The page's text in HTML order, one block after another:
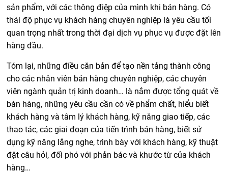
sản phẩm, với các thông điệp của mình khi bán hàng. Có
thái độ phục vụ khách hàng chuyên nghiệp là yêu cầu tối
quan trọng nhất trong thời đại dịch vụ phục vụ được đặt lên
hàng đầu.
Tóm lại, những điều căn bản để tạo nền tảng thành công
cho các nhân viên bán hàng chuyên nghiệp, các chuyên
viên ngành quản trị kinh doanh… là nắm được tổng quát về
bán hàng, những yêu cầu cần có về phẩm chất, hiểu biết
khách hàng và tâm lý khách hàng, kỹ năng giao tiếp, các
thao tác, các giai đoạn của tiến trình bán hàng, biết sử
dụng kỹ năng lắng nghe, trình bày với khách hàng, kỹ thuật
đặt câu hỏi, đối phó với phản bác và khước từ của khách
hàng…